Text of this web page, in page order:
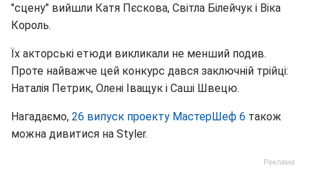
"сцену" вийшли Катя Пєскова, Світла Білейчук і Віка
Король.
Їх акторські етюди викликали не менший подив.
Проте найважче цей конкурс дався заключній трійці:
Наталія Петрик, Олені Іващук і Саші Швецю.
Нагадаємо, 26 випуск проекту МастерШеф 6 також
можна дивитися на Styler.